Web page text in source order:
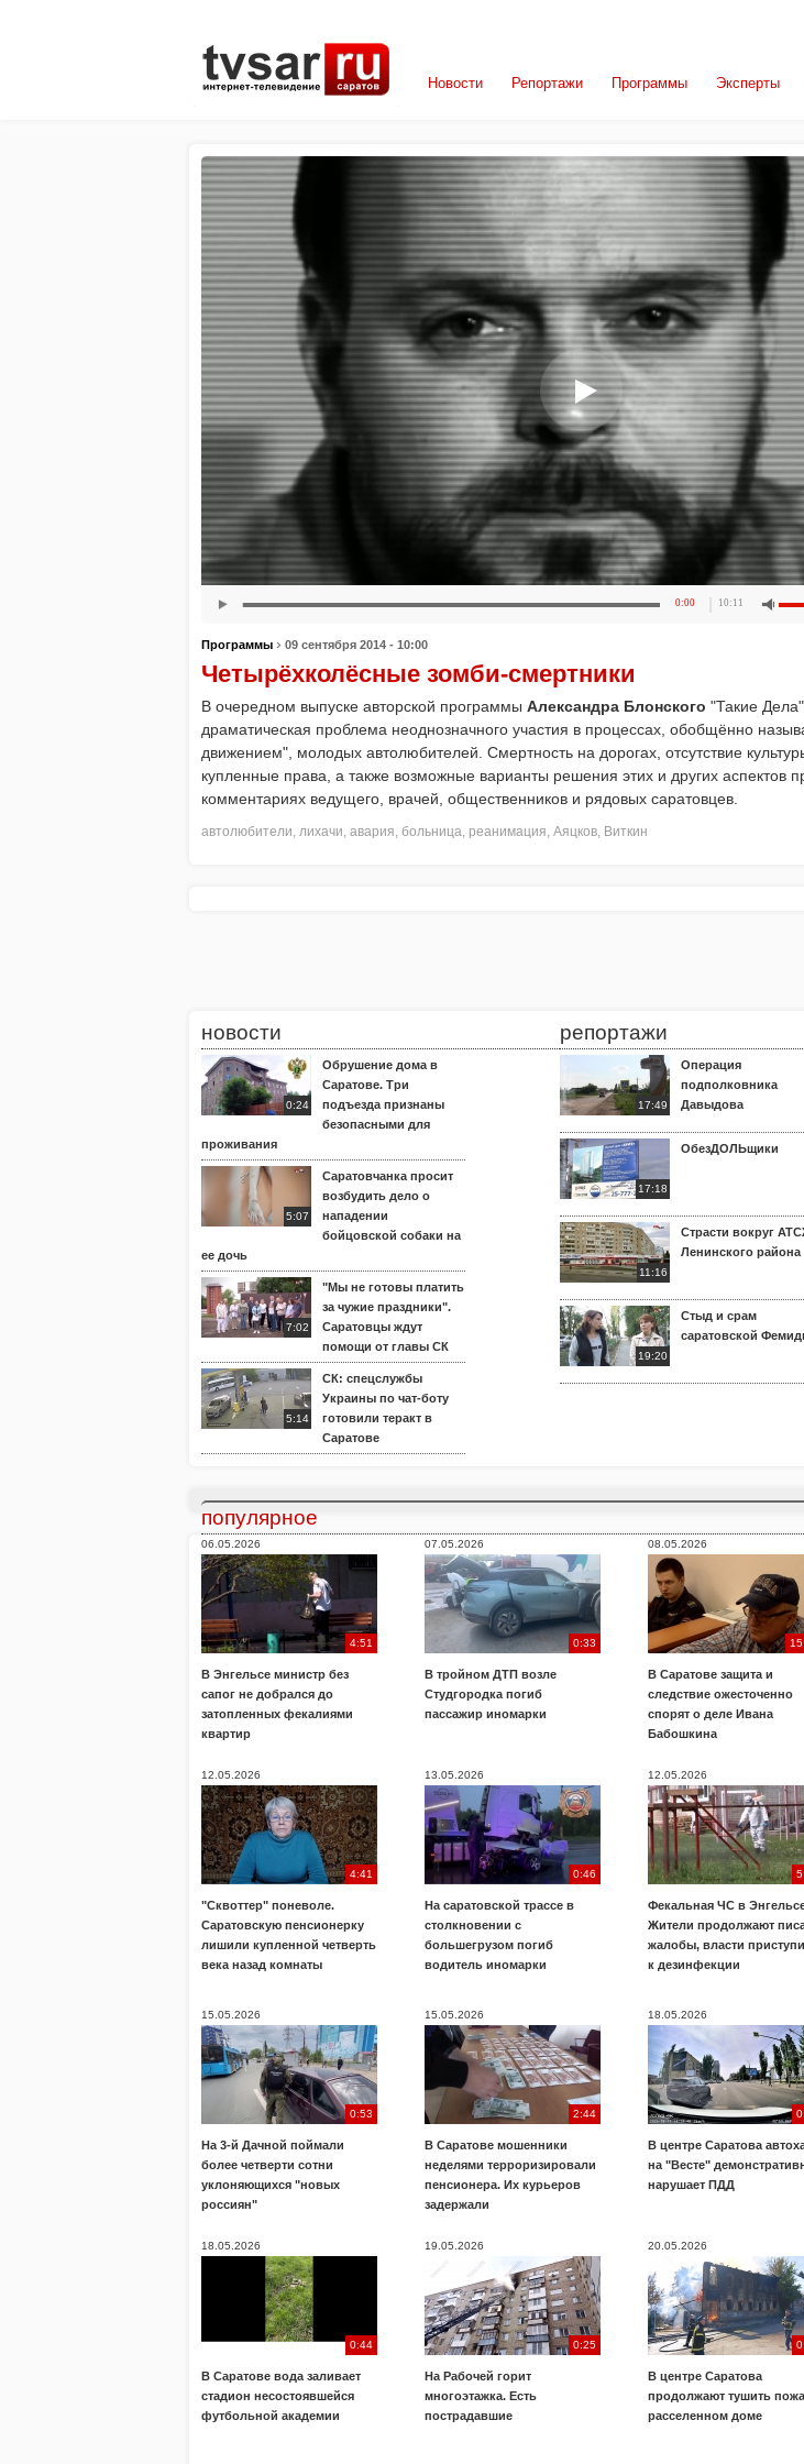
Новости Репортажи Программы Эксперты
0:00 10:11
Программы › 09 сентября 2014 - 10:00
Четырёхколёсные зомби-смертники
В очередном выпуске авторской программы Александра Блонского "Такие Дела"
драматическая проблема неоднозначного участия в процессах, обобщённо
движением", молодых автолюбителей. Смертность на дорогах, отсутствие
купленные права, а также возможные варианты решения этих и других аспектов
комментариях ведущего, врачей, общественников и рядовых саратовцев.
автолюбители, лихачи, авария, больница, реанимация, Аяцков, Виткин
новости
0:24
Обрушение дома в
Саратове. Три
подъезда признаны
безопасными для
проживания
5:07
Саратовчанка просит
возбудить дело о
нападении
бойцовской собаки на
ее дочь
7:02
"Мы не готовы платить
за чужие праздники".
Саратовцы ждут
помощи от главы СК
5:14
СК: спецслужбы
Украины по чат-боту
готовили теракт в
Саратове
репортажи
17:49
Операция
подполковника
Давыдова
17:18
ОбезДОЛЬщики
11:16
Страсти вокруг
Ленинского района
19:20
Стыд и срам
саратовской
популярное
06.05.2026
4:51
В Энгельсе министр без
сапог не добрался до
затопленных фекалиями
квартир
07.05.2026
0:33
В тройном ДТП возле
Студгородка погиб
пассажир иномарки
08.05.2026
В Саратове защита и
следствие ожесточенно
спорят о деле Ивана
Бабошкина
12.05.2026
4:41
"Сквоттер" поневоле.
Саратовскую пенсионерку
лишили купленной четверть
века назад комнаты
13.05.2026
0:46
На саратовской трассе в
столкновении с
большегрузом погиб
водитель иномарки
12.05.2026
Фекальная ЧС в
Жители продолжают
жалобы, власти
к дезинфекции
15.05.2026
0:53
На 3-й Дачной поймали
более четверти сотни
уклоняющихся "новых
россиян"
15.05.2026
2:44
В Саратове мошенники
неделями терроризировали
пенсионера. Их курьеров
задержали
18.05.2026
В центре Саратова
на "Весте"
нарушает ПДД
18.05.2026
0:44
В Саратове вода заливает
стадион несостоявшейся
футбольной академии
19.05.2026
0:25
На Рабочей горит
многоэтажка. Есть
пострадавшие
20.05.2026
В центре Саратова
продолжают тушить
расселенном доме